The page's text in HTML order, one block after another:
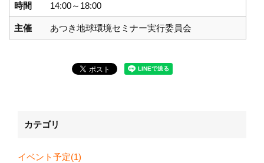
時間 14:00～18:00
主催 あつき地球環境セミナー実行委員会
カテゴリ
イベント予定(1)